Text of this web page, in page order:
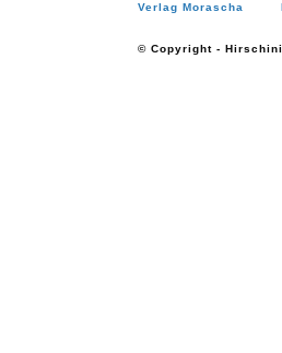
Verlag Morascha
© Copyright -